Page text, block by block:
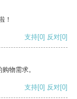
！
支持[0] 反对[0]
物需求。
支持[0] 反对[0]